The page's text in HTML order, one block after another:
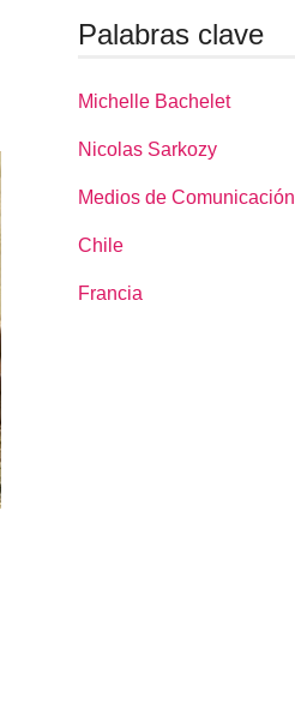
Palabras clave
Michelle Bachelet
Nicolas Sarkozy
Medios de Comunicación
Chile
Francia